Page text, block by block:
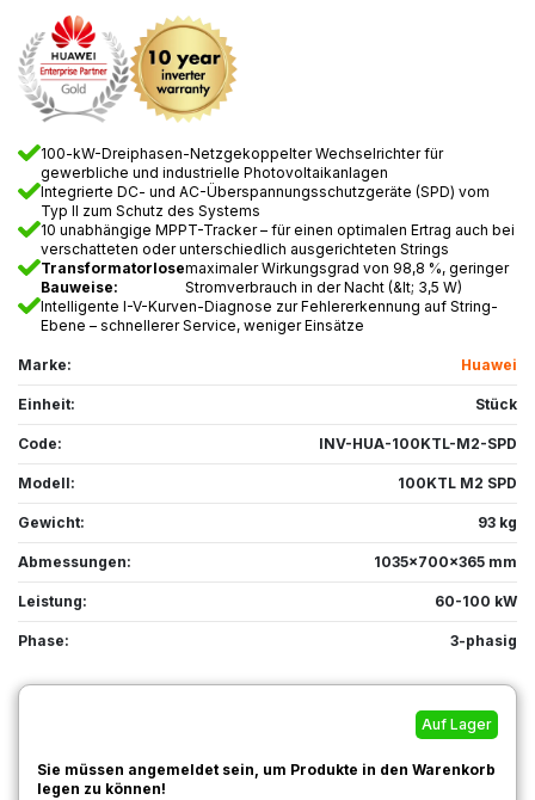
100-kW-Dreiphasen-Netzgekoppelter Wechselrichter für
gewerbliche und industrielle Photovoltaikanlagen
Integrierte DC- und AC-Überspannungsschutzgeräte (SPD) vom
Typ II zum Schutz des Systems
10 unabhängige MPPT-Tracker – für einen optimalen Ertrag auch bei
verschatteten oder unterschiedlich ausgerichteten Strings
Transformatorlose
Bauweise:
maximaler Wirkungsgrad von 98,8 %, geringer
Stromverbrauch in der Nacht (&lt; 3,5 W)
Intelligente I-V-Kurven-Diagnose zur Fehlererkennung auf String-
Ebene – schnellerer Service, weniger Einsätze
Marke: Huawei
Einheit: Stück
Code: INV-HUA-100KTL-M2-SPD
Modell: 100KTL M2 SPD
Gewicht: 93 kg
Abmessungen: 1035x700x365 mm
Leistung: 60-100 kW
Phase: 3-phasig
Auf Lager
Sie müssen angemeldet sein, um Produkte in den Warenkorb
legen zu können!